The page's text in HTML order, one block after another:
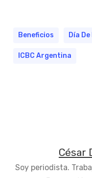
Beneficios Día
ICBC Argentina
César
Soy periodista.